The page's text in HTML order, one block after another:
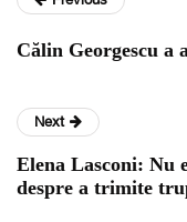
Călin Georgescu a
Next
Elena Lasconi: Nu
despre a trimite